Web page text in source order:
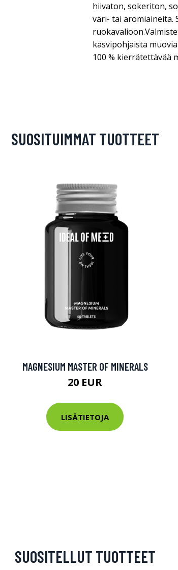
hiivaton, sokeriton,
väri- tai aromiaineita.
kasvipohjaista
100 % kierrätettävää
SUOSITUIMMAT TUOTTEET
MAGNESIUM MASTER OF MINERALS
20 EUR
LISÄTIETOJA
SUOSITELLUT TUOTTEET